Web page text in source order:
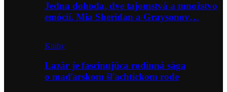
Jedna dohoda, dve tajomstvá a množstvo
emócií. Mia Sheridan a Graysonov…
Knihy
Lazár je fascinujúca rodinná sága
o maďarskom šľachtickom rode